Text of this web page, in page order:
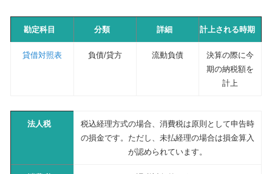
勘定科目 分類 詳細 計上される時期
貸借対照表 負債/貸方 流動負債
決算の際に今
期の納税額を
計上
法人税
税込経理方式の場合、消費税は原則として申告時
の損金です。ただし、未払経理の場合は損金算入
が認められています。